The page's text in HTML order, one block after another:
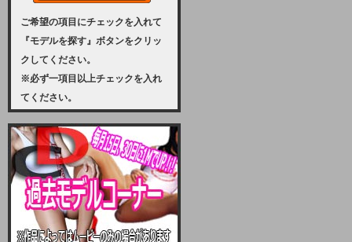
【サーバーメンテナンス実施のお知
らせ】
2023年 9月10日（日曜日）午前8：
サーバーメンテナンスを実施いたし
ます。その為、アクセスはできませ
ますが、ご理解の程を宜しくお願い
致します。
2022-09-01 (木)
【サーバーメンテナンスのお知ら
せ】
ご希望の項目にチェックを入れて
『モデルを探す』ボタンをクリッ
クしてください。
※必ず一項目以上チェックを入れ
てください。